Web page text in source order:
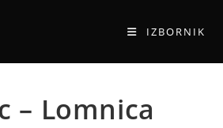
IZBORNIK
– Lomnica